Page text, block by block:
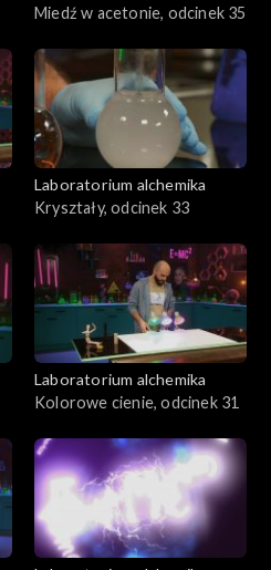
Miedź w acetonie, odcinek 35
Laboratorium alchemika
Kryształy, odcinek 33
Laboratorium alchemika
Kolorowe cienie, odcinek 31